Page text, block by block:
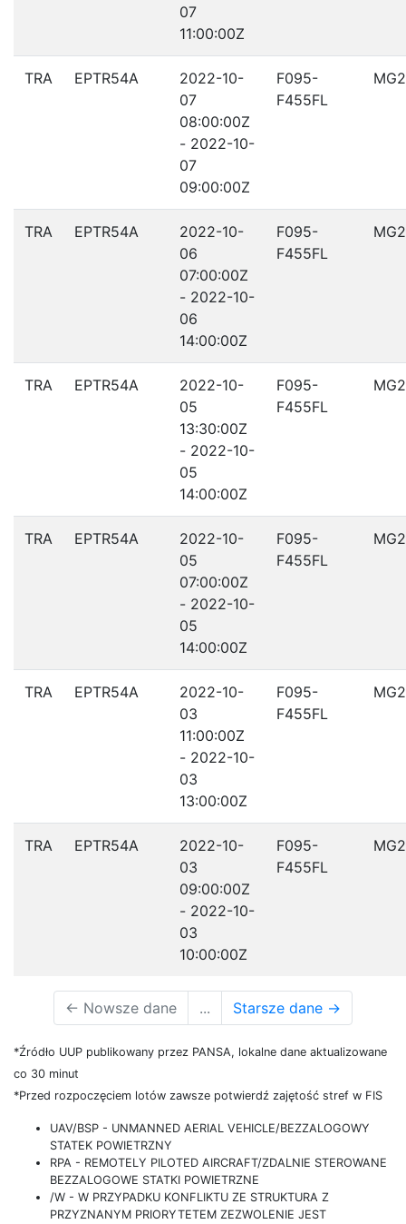
07
11:00:00Z
TRA EPTR54A
2022-10-
07
08:00:00Z
- 2022-10-
07
09:00:00Z
F095-
F455FL
TRA EPTR54A
2022-10-
06
07:00:00Z
- 2022-10-
06
14:00:00Z
F095-
F455FL
TRA EPTR54A
2022-10-
05
13:30:00Z
- 2022-10-
05
14:00:00Z
F095-
F455FL
TRA EPTR54A
2022-10-
05
07:00:00Z
- 2022-10-
05
14:00:00Z
F095-
F455FL
TRA EPTR54A
2022-10-
03
11:00:00Z
- 2022-10-
03
13:00:00Z
F095-
F455FL
TRA EPTR54A
2022-10-
03
09:00:00Z
- 2022-10-
03
10:00:00Z
F095-
F455FL
← Nowsze dane ... Starsze dane →
*Źródło UUP publikowany przez PANSA, lokalne dane aktualizowane
co 30 minut
*Przed rozpoczęciem lotów zawsze potwierdź zajętość stref w FIS
UAV/BSP - UNMANNED AERIAL VEHICLE/BEZZALOGOWY
STATEK POWIETRZNY
RPA - REMOTELY PILOTED AIRCRAFT/ZDALNIE STEROWANE
BEZZALOGOWE STATKI POWIETRZNE
/W - W PRZYPADKU KONFLIKTU ZE STRUKTURA Z
PRZYZNANYM PRIORYTETEM ZEZWOLENIE JEST